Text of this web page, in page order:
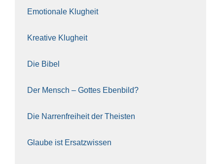
Emo­tio­na­le Klug­heit
Krea­ti­ve Klug­heit
Die Bibel
Der Mensch – Got­tes Eben­bild?
Die Nar­ren­frei­heit der The­is­ten
Glau­be ist Ersatz­wis­sen